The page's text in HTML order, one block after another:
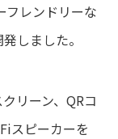
フレンドリーな
しました。
リーン、QRコ
スピーカーを